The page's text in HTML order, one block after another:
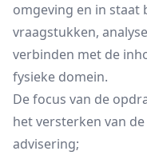
omgeving en in staat
vraagstukken,
verbinden met de
fysieke domein.
De focus van de
het versterken van
advisering;